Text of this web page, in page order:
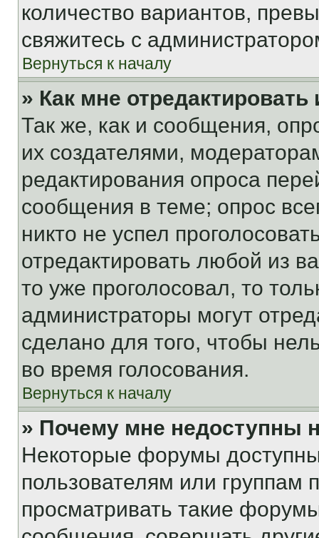
количество вариантов,
свяжитесь с
Вернуться к началу
» Как мне
Так же, как и сообщения,
их создателями,
редактирования опроса
сообщения в теме; опрос
никто не успел
отредактировать любой из
то уже проголосовал, то
администраторы могут
сделано для того, чтобы
во время голосования.
Вернуться к началу
» Почему мне недоступны
Некоторые форумы
пользователям или группам
просматривать такие